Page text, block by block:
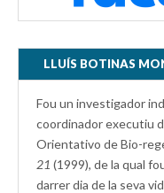
LLUÍS BOTINAS
Fou un investigador
coordinador executiu
Orientativo de Bio-
21 (1999), de la qual
darrer dia de la seva